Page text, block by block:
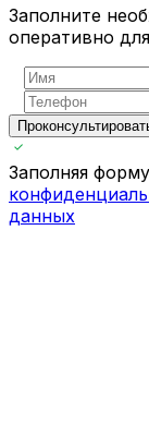
Заполните
оперативно
Заполняя
данных